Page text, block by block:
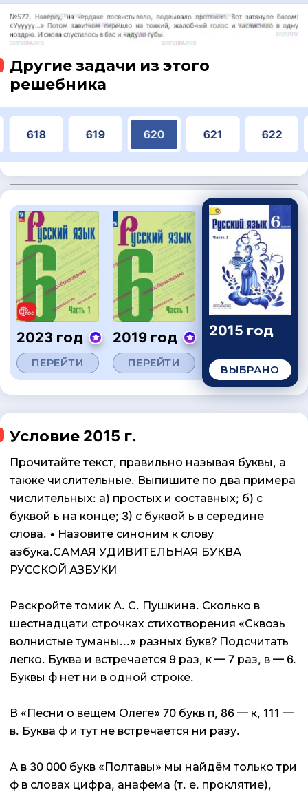
Другие задачи из этого
решебника
618 619 620 621 622
2023 год
ПЕРЕЙТИ
2019 год
ПЕРЕЙТИ
2015 год
ВЫБРАНО
Условие 2015 г.
Прочитайте текст, правильно называя буквы, а
также числительные. Выпишите по два примера
числительных: а) простых и составных; б) с
буквой ь на конце; 3) с буквой ь в середине
слова. • Назовите синоним к слову
азбука.САМАЯ УДИВИТЕЛЬНАЯ БУКВА
РУССКОЙ АЗБУКИ
Раскройте томик А. С. Пушкина. Сколько в
шестнадцати строчках стихотворения «Сквозь
волнистые туманы...» разных букв? Подсчитать
легко. Буква и встречается 9 раз, к — 7 раз, в — 6.
Буквы ф нет ни в одной строке.
В «Песни о вещем Олеге» 70 букв п, 86 — к, 111 —
в. Буква ф и тут не встречается ни разу.
А в 30 000 букв «Полтавы» мы найдём только три
ф в словах цифра, анафема (т. е. проклятие),